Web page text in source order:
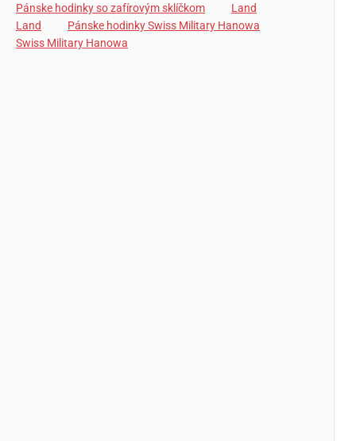
Pánske hodinky so zafírovým sklíčkom
Land
Land
Pánske hodinky Swiss Military Hanowa
Swiss Military Hanowa